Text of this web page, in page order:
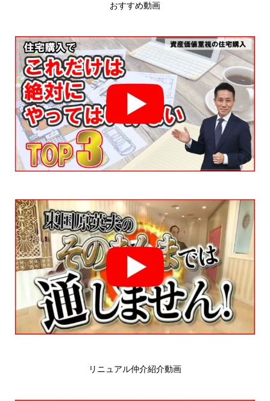
おすすめ動画
リニュアル仲介紹介動画